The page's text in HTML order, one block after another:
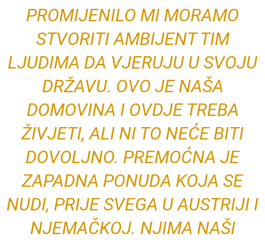
PROMIJENILO MI MORAMO
STVORITI AMBIJENT TIM
LJUDIMA DA VJERUJU U SVOJU
DRŽAVU. OVO JE NAŠA
DOMOVINA I OVDJE TREBA
ŽIVJETI, ALI NI TO NEĆE BITI
DOVOLJNO. PREMOĆNA JE
ZAPADNA PONUDA KOJA SE
NUDI, PRIJE SVEGA U AUSTRIJI I
NJEMAČKOJ. NJIMA NAŠI